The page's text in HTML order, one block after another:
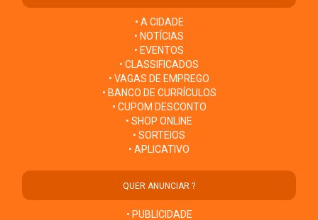
• A CIDADE
• NOTÍCIAS
• EVENTOS
• CLASSIFICADOS
• VAGAS DE EMPREGO
• BANCO DE CURRÍCULOS
• CUPOM DESCONTO
• SHOP ONLINE
• SORTEIOS
• APLICATIVO
QUER ANUNCIAR ?
• PUBLICIDADE